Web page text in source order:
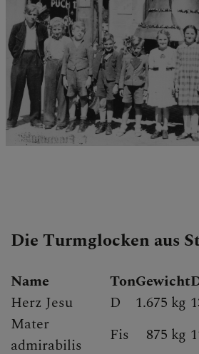
Die Turmglocken aus
Name TonGewicht
Herz Jesu
D 1.675 kg
Mater
admirabilis
Fis 875 kg